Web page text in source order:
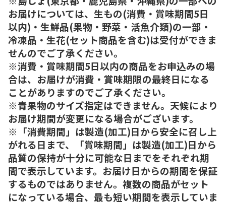
お届けについては、生もの(消費・賞味期間5日
以内)・生鮮品(果物・野菜・活魚介類)の一部・
冷凍品・生花(セット商品を含む)は受付ができま
せんのでご了承ください。
※消費・賞味期間5日以内の商品をお申込みの場
合は、お届けが消費・賞味期限の最終日になる
ことがありますのでご了承ください。
※青果物のサイズ指定はできません。天候により
お届け期間が変更になる場合がございます。
※「消費期間」は製造(加工)日から安全に召し上
がれる日まで、「賞味期間」は製造(加工)日から
品質の保持が十分に可能な日までをそれぞれ期
間で表示しています。お届け日からの期間を保証
するものではありません。複数の商品がセット
になっている場合、最も短い期間を表示していま